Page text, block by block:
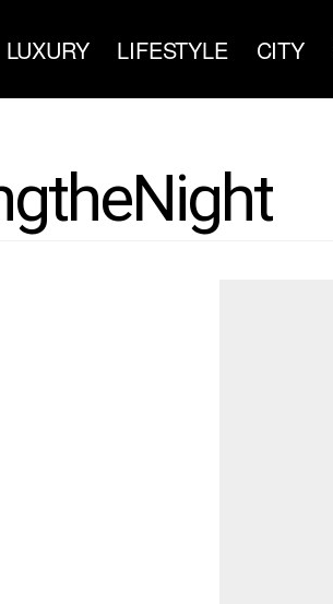
LUXURY LIFESTYLE CITY